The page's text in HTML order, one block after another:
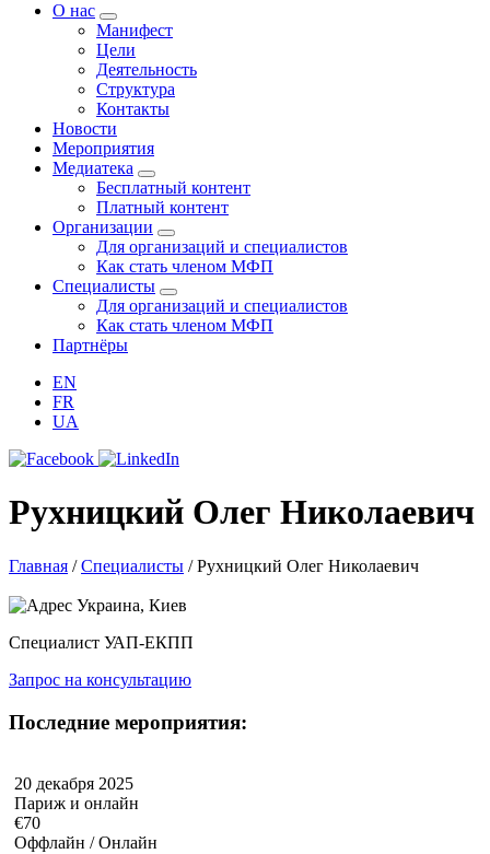
О нас
Манифест
Цели
Деятельность
Структура
Контакты
Новости
Мероприятия
Медиатека
Бесплатный контент
Платный контент
Организации
Для организаций и специалистов
Как стать членом МФП
Специалисты
Для организаций и специалистов
Как стать членом МФП
Партнёры
EN
FR
UA
Рухницкий Олег Николаевич
Главная /Специалисты /Рухницкий Олег Николаевич
Украина, Киев
Специалист УАП-ЕКПП
Запрос на консультацию
Последние мероприятия:
20 декабря 2025
Париж и онлайн
€70
Оффлайн / Онлайн